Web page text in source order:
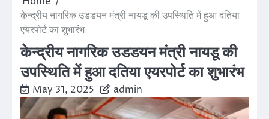
केन्द्रीय नागरिक उडडयन मंत्री नायडू की उपस्थिति में हुआ दतिया
एयरपोर्ट का शुभारंभ
केन्द्रीय नागरिक उडडयन मंत्री नायडू की
उपस्थिति में हुआ दतिया एयरपोर्ट का शुभारंभ
May 31, 2025 admin